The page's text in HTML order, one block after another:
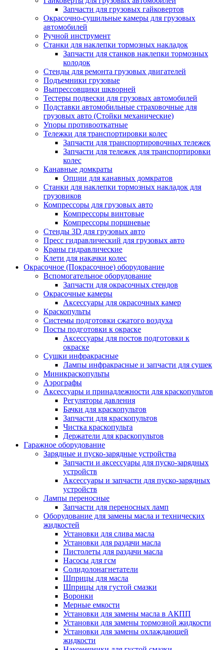
Запчасти для грузовых гайковертов
Окрасочно-сушильные камеры для грузовых
автомобилей
Ручной инструмент
Станки для наклепки тормозных накладок
Запчасти для станков наклепки тормозных
колодок
Стенды для ремонта грузовых двигателей
Подъемники грузовые
Выпрессовщики шкворней
Тестеры подвески для грузовых автомобилей
Подставки автомобильные страховочные для
грузовых авто (Стойки механические)
Упоры противооткатные
Тележки для транспортировки колес
Запчасти для транспортировочных тележек
Запчасти для тележек для транспортировки
колес
Канавные домкраты
Опции для канавных домкратов
Станки для наклепки тормозных накладок для
грузовиков
Компрессоры для грузовых авто
Компрессоры винтовые
Компрессоры поршневые
Стенды 3D для грузовых авто
Пресс гидравлический для грузовых авто
Краны гидравлические
Клети для накачки колес
Окрасочное (Покрасочное) оборудование
Вспомогательное оборудование
Запчасти для окрасочных стендов
Окрасочные камеры
Аксессуары для окрасочных камер
Краскопульты
Системы подготовки сжатого воздуха
Посты подготовки к окраске
Аксессуары для постов подготовки к
окраске
Сушки инфракрасные
Лампы инфракрасные и запчасти для сушек
Миникраскопульты
Аэрографы
Аксессуары и принадлежности для краскопультов
Регуляторы давления
Бачки для краскопультов
Запчасти для краскопультов
Чистка краскопульта
Держатели для краскопультов
Гаражное оборудование
Зарядные и пуско-зарядные устройства
Запчасти и аксессуары для пуско-зарядных
устройств
Аксессуары и запчасти для пуско-зарядных
устройств
Лампы переносные
Запчасти для переносных ламп
Оборудование для замены масла и технических
жидкостей
Установки для слива масла
Установки для раздачи масла
Пистолеты для раздачи масла
Насосы для гсм
Солидолонагнетатели
Шприцы для масла
Шприцы для густой смазки
Воронки
Мерные емкости
Установки для замены масла в АКПП
Установки для замены тормозной жидкости
Установки для замены охлаждающей
жидкости